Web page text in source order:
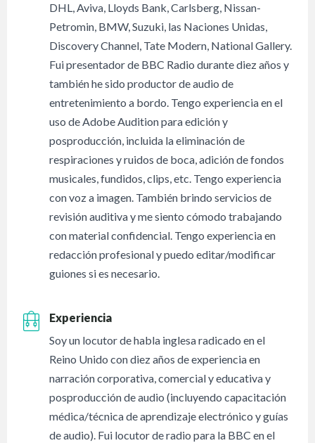
DHL, Aviva, Lloyds Bank, Carlsberg, Nissan-
Petromin, BMW, Suzuki, las Naciones Unidas,
Discovery Channel, Tate Modern, National Gallery.
Fui presentador de BBC Radio durante diez años y
también he sido productor de audio de
entretenimiento a bordo. Tengo experiencia en el
uso de Adobe Audition para edición y
posproducción, incluida la eliminación de
respiraciones y ruidos de boca, adición de fondos
musicales, fundidos, clips, etc. Tengo experiencia
con voz a imagen. También brindo servicios de
revisión auditiva y me siento cómodo trabajando
con material confidencial. Tengo experiencia en
redacción profesional y puedo editar/modificar
guiones si es necesario.
Experiencia
Soy un locutor de habla inglesa radicado en el
Reino Unido con diez años de experiencia en
narración corporativa, comercial y educativa y
posproducción de audio (incluyendo capacitación
médica/técnica de aprendizaje electrónico y guías
de audio). Fui locutor de radio para la BBC en el